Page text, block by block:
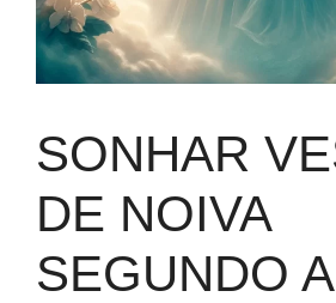
SONHAR
DE NOIVA
SEGUNDO A